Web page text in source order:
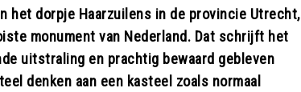
het dorpje Haarzuilens in de provincie Utrecht,
monument van Nederland. Dat schrijft het
uitstraling en prachtig bewaard gebleven
denken aan een kasteel zoals normaal